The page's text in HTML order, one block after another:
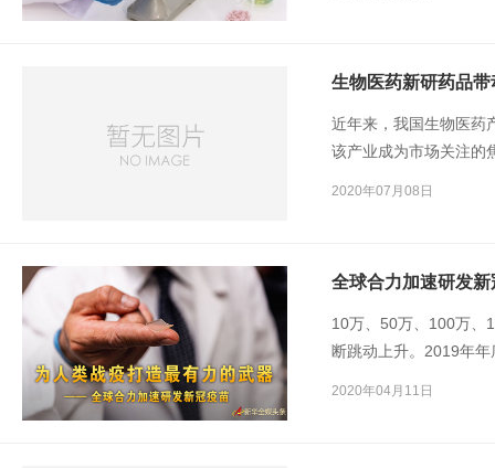
生物医药新研药品带
近年来，我国生物医药
该产业成为市场关注的
2020年07月08日
全球合力加速研发新
10万、50万、100万
断跳动上升。2019年
2020年04月11日